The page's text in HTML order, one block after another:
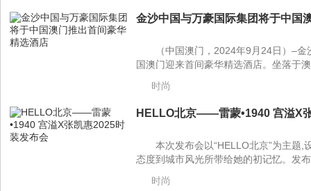
金沙中国与万豪国际集团将于中国
（中国澳门，2024年9月24日）–
国澳门迎来首间豪华精选酒店。坐落于
时尚
HELLO北京——雷蒙•1940 宫溢X
本次发布会以“HELLO北京”为主题
态度到城市风光所带给她的初记忆。发
时尚